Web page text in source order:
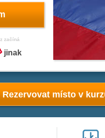
začíná
jinak
Rezervovat místo v